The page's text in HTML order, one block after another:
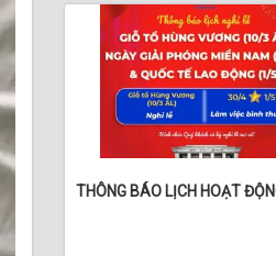
THÔNG BÁO LỊCH HOẠT